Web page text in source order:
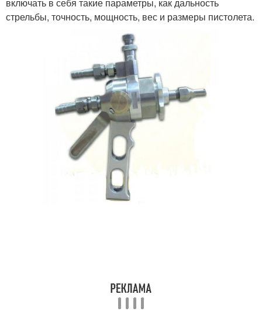
стрельбы, точность, мощность, вес и размеры пистолета.